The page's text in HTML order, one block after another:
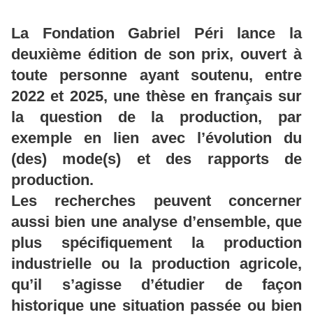
La Fondation Gabriel Péri lance la
deuxième édition de son prix, ouvert à
toute personne ayant soutenu, entre
2022 et 2025, une thèse en français sur
la question de la production, par
exemple en lien avec l’évolution du
(des) mode(s) et des rapports de
production.
Les recherches peuvent concerner
aussi bien une analyse d’ensemble, que
plus spécifiquement la production
industrielle ou la production agricole,
qu’il s’agisse d’étudier de façon
historique une situation passée ou bien